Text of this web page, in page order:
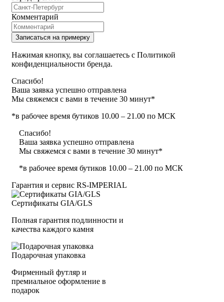
Комментарий
Записаться на примерку
Нажимая кнопку, вы соглашаетесь с Политикой
конфиденциальности бренда.
Спасибо!
Ваша заявка успешно отправлена
Мы свяжемся с вами в течение 30 минут*
*в рабочее время бутиков 10.00 – 21.00 по МСК
Спасибо!
Ваша заявка успешно отправлена
Мы свяжемся с вами в течение 30 минут*
*в рабочее время бутиков 10.00 – 21.00 по МСК
Гарантия и сервис RS‑IMPERIAL
Сертификаты GIA/GLS
Полная гарантия подлинности и
качества каждого камня
Подарочная упаковка
Фирменный футляр и
премиальное оформление в
подарок